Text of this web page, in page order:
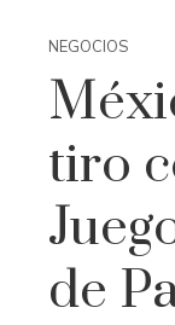
NEGOCIOS
tiro
de